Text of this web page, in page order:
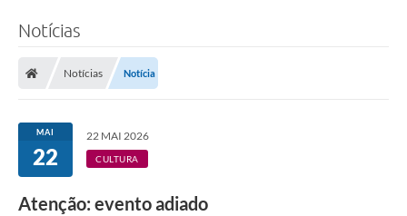
Serviços Públicos
Carta de Serviços
Notícias
Notícias Notícia
MAI
22
22 MAI 2026
CULTURA
Atenção: evento adiado